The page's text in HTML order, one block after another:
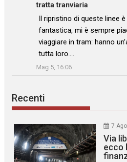
tratta tranviaria
: “
Il ripristino di queste linee
fantastica, mi è sempre
viaggiare in tram: hanno
tutta loro.…
”
Mag 5, 16:06
Recenti
7
Via
ecco